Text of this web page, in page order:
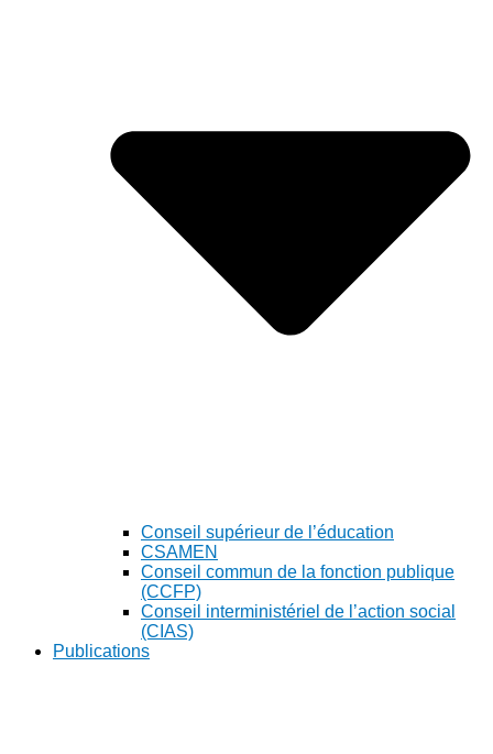
Conseil supérieur de l’éducation
CSAMEN
Conseil commun de la fonction publique
(CCFP)
Conseil interministériel de l’action social
(CIAS)
Publications